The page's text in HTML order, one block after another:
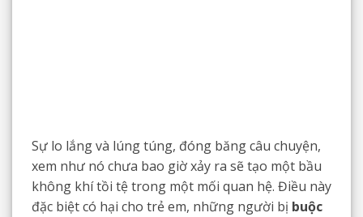
Sự lo lắng và lúng túng, đóng băng câu chuyện,
xem như nó chưa bao giờ xảy ra sẽ tạo một bầu
không khí tồi tệ trong một mối quan hệ. Điều này
đặc biệt có hại cho trẻ em, những người bị buộc